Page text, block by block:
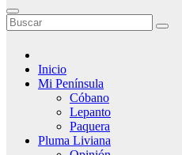
Inicio
Mi Península
Cóbano
Lepanto
Paquera
Pluma Liviana